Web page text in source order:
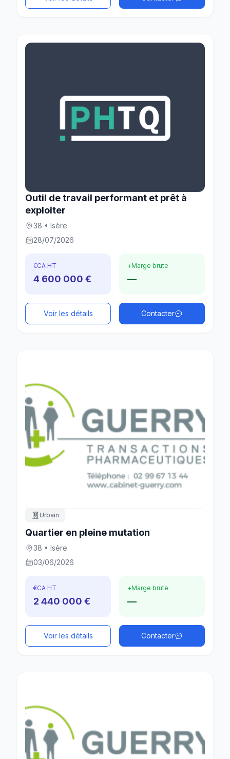
Outil de travail performant et prêt à
exploiter
38 • Isère
28/07/2026
€CA HT
4 600 000 €
+Marge brute
—
Voir les détails Contacter
Urbain
Quartier en pleine mutation
38 • Isère
03/06/2026
€CA HT
2 440 000 €
+Marge brute
—
Voir les détails Contacter